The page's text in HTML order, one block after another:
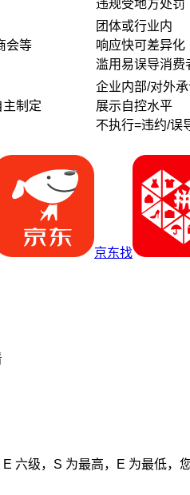
违规受地方处罚
会等
团体或行业内
响应快可差异化
滥用易误导消费
制定
企业内部/对外
展示自控水平
不执行=违约/误
京东找
E 六级， S 为最高， E 为最低，